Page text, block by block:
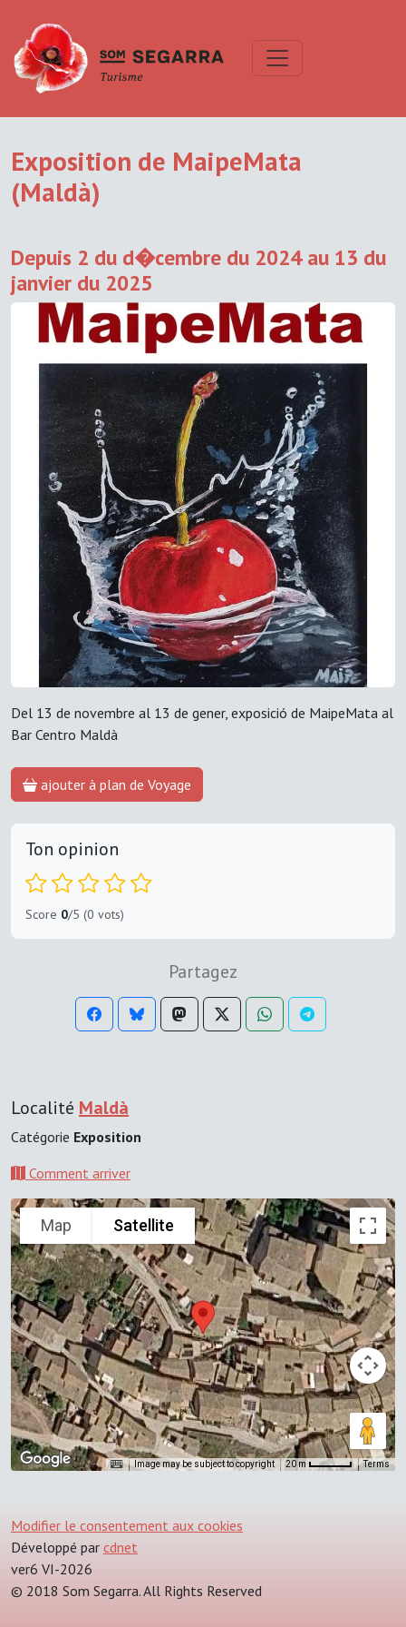
Exposition de MaipeMata
(Maldà)
Depuis 2 du d�cembre du 2024 au 13 du
janvier du 2025
Del 13 de novembre al 13 de gener, exposició de MaipeMata al
Bar Centro Maldà
ajouter à plan de Voyage
Ton opinion
Score 0/5 (0 vots)
Partagez
Localité Maldà
Catégorie Exposition
Comment arriver
Map Satellite
Image may be subject to copyright 20 m Terms
Modifier le consentement aux cookies
Développé par cdnet
ver6 VI-2026
© 2018 Som Segarra. All Rights Reserved